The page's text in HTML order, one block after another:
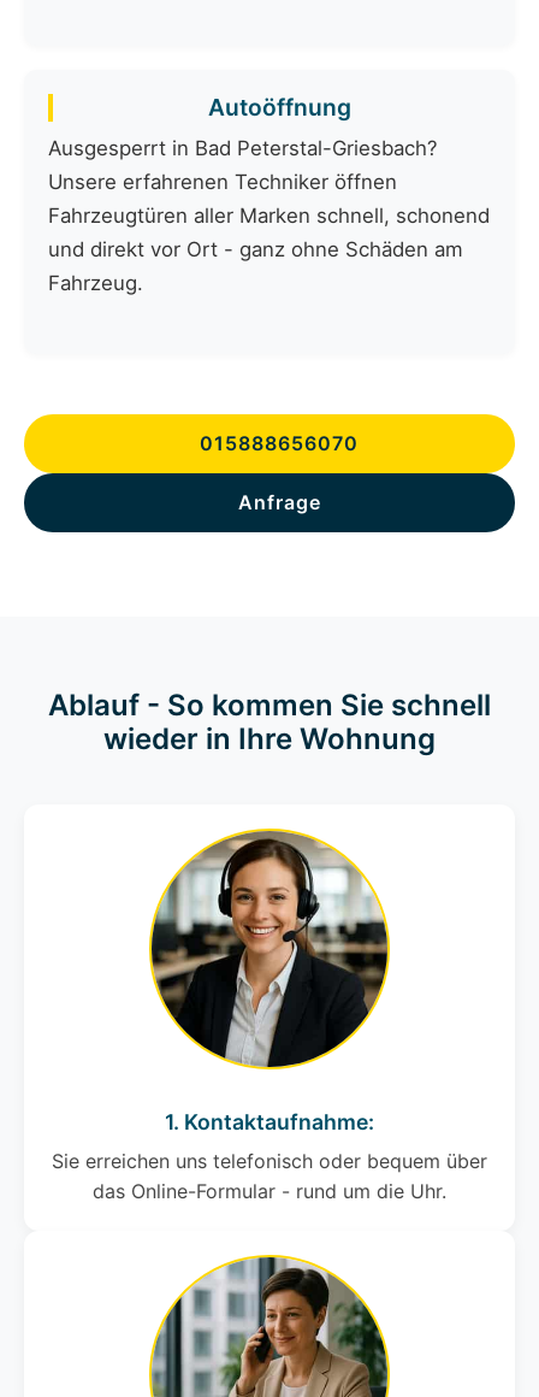
Autoöffnung
Ausgesperrt in Bad Peterstal-Griesbach?
Unsere erfahrenen Techniker öffnen
Fahrzeugtüren aller Marken schnell, schonend
und direkt vor Ort - ganz ohne Schäden am
Fahrzeug.
015888656070
Anfrage
Ablauf - So kommen Sie schnell
wieder in Ihre Wohnung
1. Kontaktaufnahme:
Sie erreichen uns telefonisch oder bequem über
das Online-Formular - rund um die Uhr.